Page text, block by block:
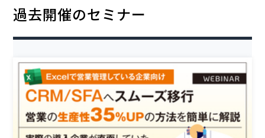
過去開催のセミナー